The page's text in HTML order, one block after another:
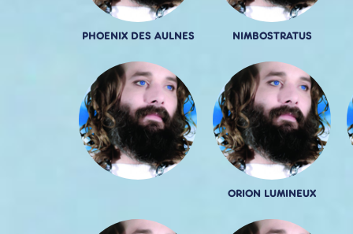
PHOENIX DES AULNES NIMBOSTRATUS
ORION LUMINEUX